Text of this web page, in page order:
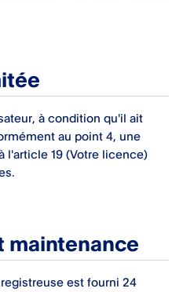
à condition qu'il ait
au point 4, une
l'article 19 (Votre licence)
maintenance
est fourni 24